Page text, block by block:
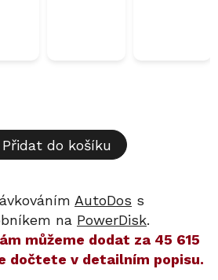
Přidat do košíku
AutoDos s
na PowerDisk.
můžeme dodat za 45 615
dočtete v detailním popisu.